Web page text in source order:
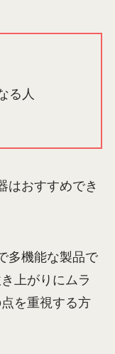
る人
はおすすめでき
多機能な製品で
上がりにムラ
を重視する方